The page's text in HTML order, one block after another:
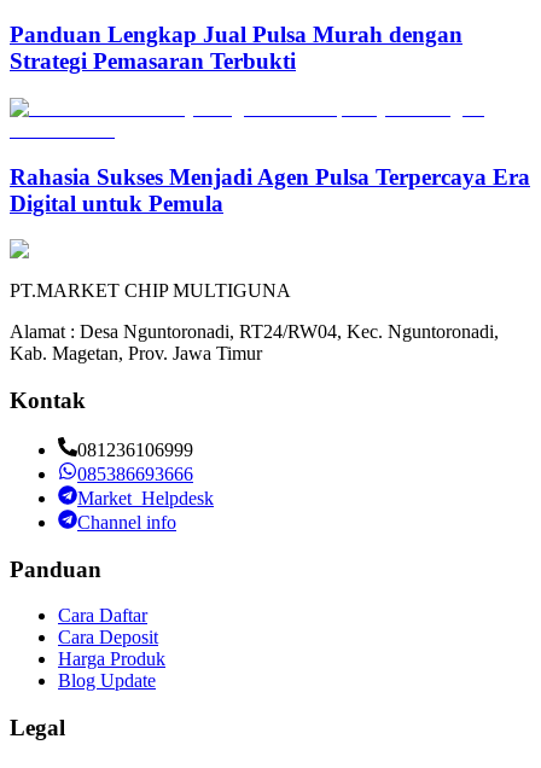
Panduan Lengkap Jual Pulsa Murah dengan
Strategi Pemasaran Terbukti
Rahasia Sukses Menjadi Agen Pulsa Terpercaya Era
Digital untuk Pemula
PT.MARKET CHIP MULTIGUNA
Alamat : Desa Nguntoronadi, RT24/RW04, Kec. Nguntoronadi,
Kab. Magetan, Prov. Jawa Timur
Kontak
081236106999
085386693666
Market_Helpdesk
Channel info
Panduan
Cara Daftar
Cara Deposit
Harga Produk
Blog Update
Legal